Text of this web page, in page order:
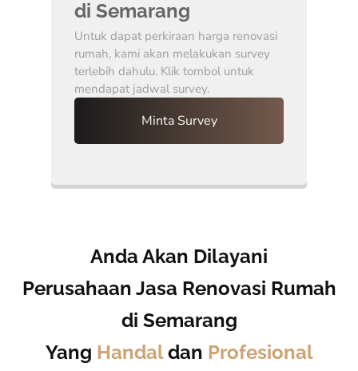
di Semarang
Untuk dapat perkiraan harga renovasi
rumah, kami akan melakukan survey
terlebih dahulu. Klik tombol untuk
mendapat jadwal survey.
Minta Survey
Anda Akan Dilayani
Perusahaan Jasa Renovasi Rumah
di Semarang
Yang Handaldan Profesional